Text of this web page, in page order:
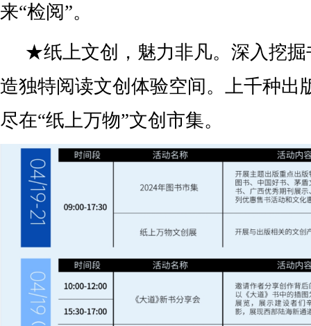
来“检阅”。
★纸上文创，魅力非凡。深入挖掘
造独特阅读文创体验空间。上千种出
尽在“纸上万物”文创市集。